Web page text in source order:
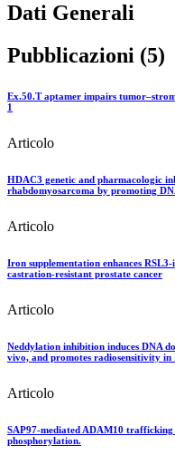
Dati Generali
Pubblicazioni (5)
Ex.50.T aptamer impairs
1
Articolo
HDAC3 genetic and pharmacologic
rhabdomyosarcoma by promoting
Articolo
Iron supplementation enhances
castration-resistant prostate cancer
Articolo
Neddylation inhibition induces DNA
vivo, and promotes radiosensitivity
Articolo
SAP97-mediated ADAM10
phosphorylation.